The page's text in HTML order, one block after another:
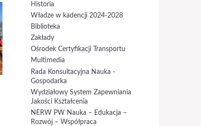
Historia
Władze w kadencji 2024-2028
Biblioteka
Zakłady
Ośrodek Certyfikacji Transportu
Multimedia
Rada Konsultacyjna Nauka -
Gospodarka
Wydziałowy System Zapewniania
Jakości Kształcenia
NERW PW Nauka – Edukacja –
Rozwój – Współpraca